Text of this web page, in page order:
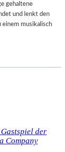
gehaltene
und lenkt den
einem musikalisch
der
Company